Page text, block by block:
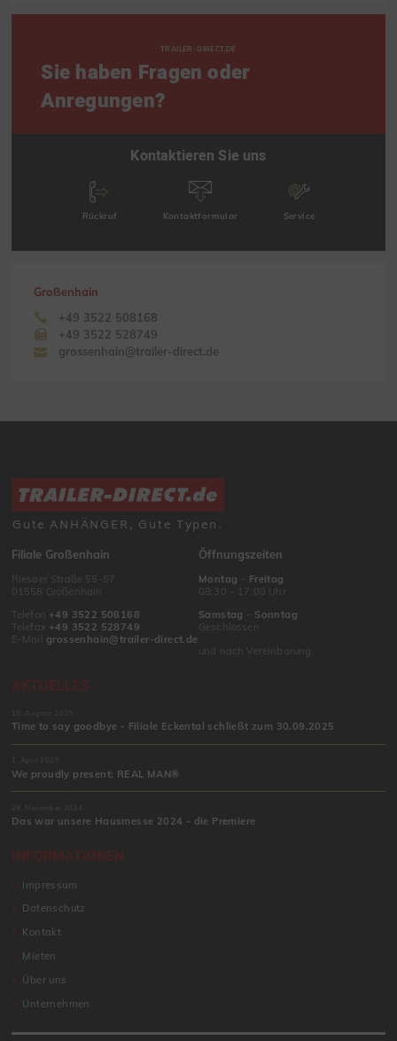
TRAILER-DIRECT.DE
Sie haben Fragen oder
Anregungen?
Kontaktieren Sie uns
Rückruf Kontaktformular Service
Großenhain
+49 3522 508168
+49 3522 528749
grossenhain@trailer-direct.de
Gute ANHÄNGER, Gute Typen.
Filiale Großenhain
Riesaer Straße 55-57
01558 Großenhain
Telefon +49 3522 508168
Telefax +49 3522 528749
E-Mail grossenhain@trailer-direct.de
Öffnungszeiten
Montag
Freitag
08:30 – 17:00 Uhr
Samstag
Sonntag
Geschlossen
und nach Vereinbarung.
AKTUELLES
18. August 2025
Time to say goodbye - Filiale Eckental schließt zum 30.09.2025
1. April 2025
We proudly present: REAL MAN®
28. November 2024
Das war unsere Hausmesse 2024 - die Premiere
INFORMATIONEN
Impressum
Datenschutz
Kontakt
Mieten
Über uns
Unternehmen